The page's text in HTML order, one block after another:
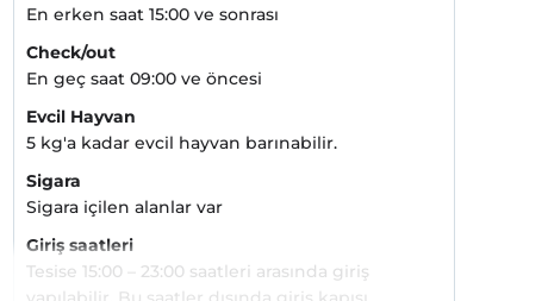
En erken saat 15:00 ve sonrası
Check/out
En geç saat 09:00 ve öncesi
Evcil Hayvan
5 kg'a kadar evcil hayvan barınabilir.
Sigara
Sigara içilen alanlar var
Giriş saatleri
Tesise 15:00 – 23:00 saatleri arasında giriş